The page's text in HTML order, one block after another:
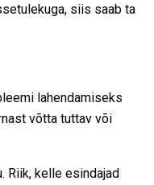
siis saab ta
lahendamiseks
võtta tuttav või
Riik, kelle esindajad